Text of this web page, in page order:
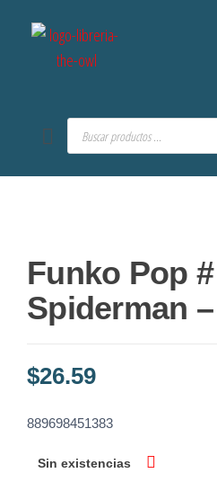
Funko Pop
Spiderman
$26.59
889698451383
Sin existencias